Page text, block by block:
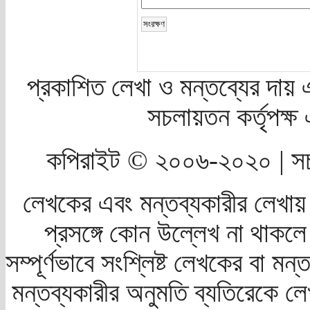
প্রকাশিত লেখা ও মন্তব্যের দায়
সচলায়তন
কপিরাইট © ২০০৬-২০২০ |
লেখকের এবং মন্তব্যকারীর
প্রসঙ্গে কোন উল্লেখ না
সম্পূর্ণভাবে সংশ্লিষ্ট লেখকের বা
মন্তব্যকারীর অনুমতি ব্যতিরেকে